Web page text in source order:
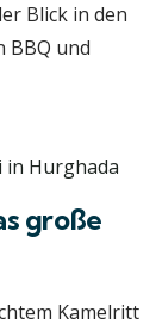
Blick in den
BBQ und
in Hurghada
große
Kamelritt